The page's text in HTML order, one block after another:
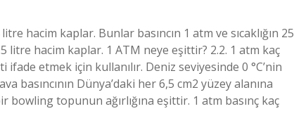
hacim kaplar. Bunlar basıncın 1 atm ve sıcaklığın 25
litre hacim kaplar. 1 ATM neye eşittir? 2.2. 1 atm kaç
etmek için kullanılır. Deniz seviyesinde 0 °C’nin
basıncının Dünya’daki her 6,5 cm2 yüzey alanına
topunun ağırlığına eşittir. 1 atm basınç kaç